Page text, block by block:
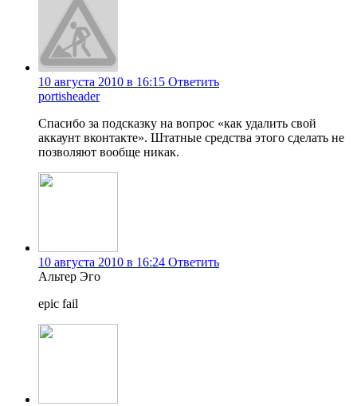
10 августа 2010 в 16:15 Ответить
portisheader
Спасибо за подсказку на вопрос «как удалить свой
аккаунт вконтакте». Штатные средства этого сделать не
позволяют вообще никак.
10 августа 2010 в 16:24 Ответить
Альтер Эго
epic fail